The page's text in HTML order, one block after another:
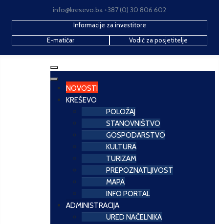
info@kresevo.ba +387 (0) 30 806 602
Informacije za investitore
E-matičar
Vodič za posjetitelje
NOVOSTI
KREŠEVO
POLOŽAJ
STANOVNIŠTVO
GOSPODARSTVO
KULTURA
TURIZAM
PREPOZNATLJIVOST
MAPA
INFO PORTAL
ADMINISTRACIJA
URED NAČELNIKA